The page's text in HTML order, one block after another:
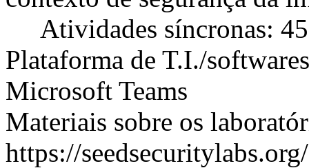
Atividades síncronas: 45
Plataforma de T.I./
Microsoft Teams
Materiais sobre os
https://